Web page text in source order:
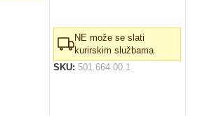
NE može se slati
kurirskim službama
SKU: 501.664.00.1